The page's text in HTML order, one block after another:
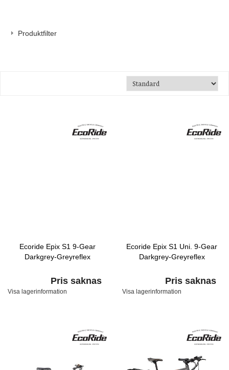
Produktfilter
Ecoride Epix S1 9-Gear
Darkgrey-Greyreflex
Pris saknas
Visa lagerinformation
Ecoride Epix S1 Uni. 9-Gear
Darkgrey-Greyreflex
Pris saknas
Visa lagerinformation